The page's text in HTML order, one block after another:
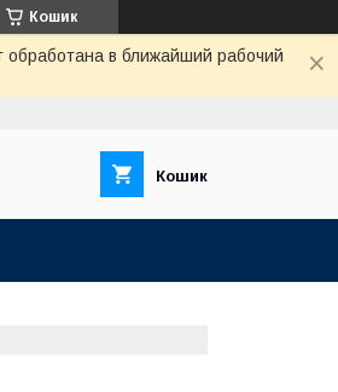
Кошик
обработана в ближайший рабочий
Кошик